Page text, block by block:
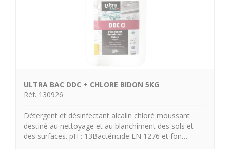
ULTRA BAC DDC + CHLORE BIDON 5KG
Réf. 130926
Détergent et désinfectant alcalin chloré moussant
destiné au nettoyage et au blanchiment des sols et
des surfaces. pH : 13Bactéricide EN 1276 et fon…